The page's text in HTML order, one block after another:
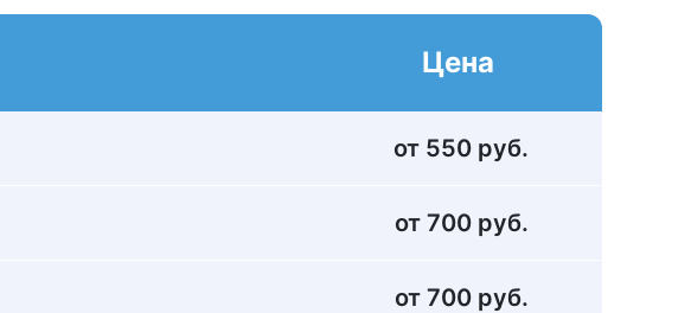
Цена
от 550 руб.
от 700 руб.
от 700 руб.